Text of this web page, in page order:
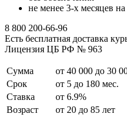
не менее 3-х месяцев
8 800 200-66-96
Есть бесплатная доставка
Лицензия ЦБ РФ № 963
Сумма
от 40 000 до 30
Срок
от 5 до 180 мес.
Ставка
от 6.9%
Возраст
от 20 до 85 лет